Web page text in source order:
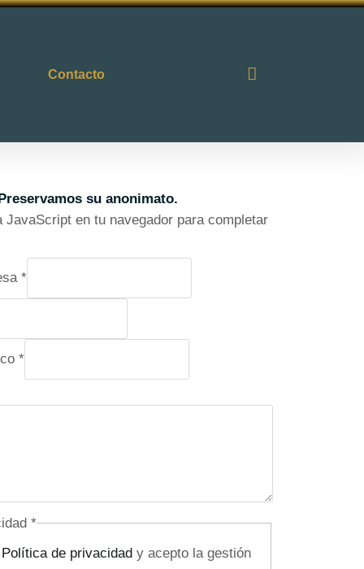
Contacto
su anonimato.
JavaScript en tu navegador para completar
*
*
*
Política de privacidad y acepto la gestión